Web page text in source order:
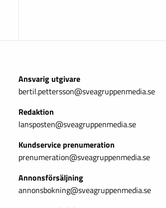
Ansvarig utgivare
bertil.pettersson@sveagruppenmedia.se
Redaktion
lansposten@sveagruppenmedia.se
Kundservice prenumeration
prenumeration@sveagruppenmedia.se
Annonsförsäljning
annonsbokning@sveagruppenmedia.se